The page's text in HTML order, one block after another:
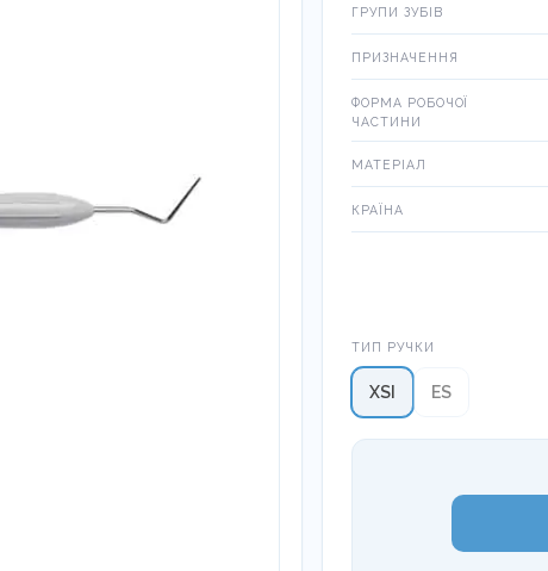
ГРУПИ ЗУБІВ
ПРИЗНАЧЕННЯ
ФОРМА РОБОЧОЇ
ЧАСТИНИ
МАТЕРІАЛ
КРАЇНА
ТИП РУЧКИ
XSI ES